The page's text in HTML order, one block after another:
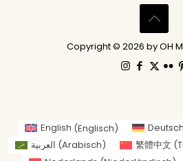
Copyright © 2026 by OH
English (Englisch) Deutsch
العربية (Arabisch) 繁體中文 (